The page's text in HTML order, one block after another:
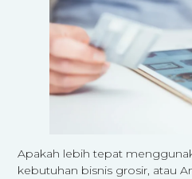
Apakah lebih tepat
kebutuhan bisnis grosir, atau